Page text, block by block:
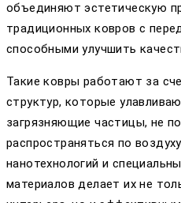
объединяют эстетическую
традиционных ковров с
способными улучшить
Такие ковры работают за
структур, которые
загрязняющие частицы, не
распространяться по
нанотехнологий и
материалов делает их не